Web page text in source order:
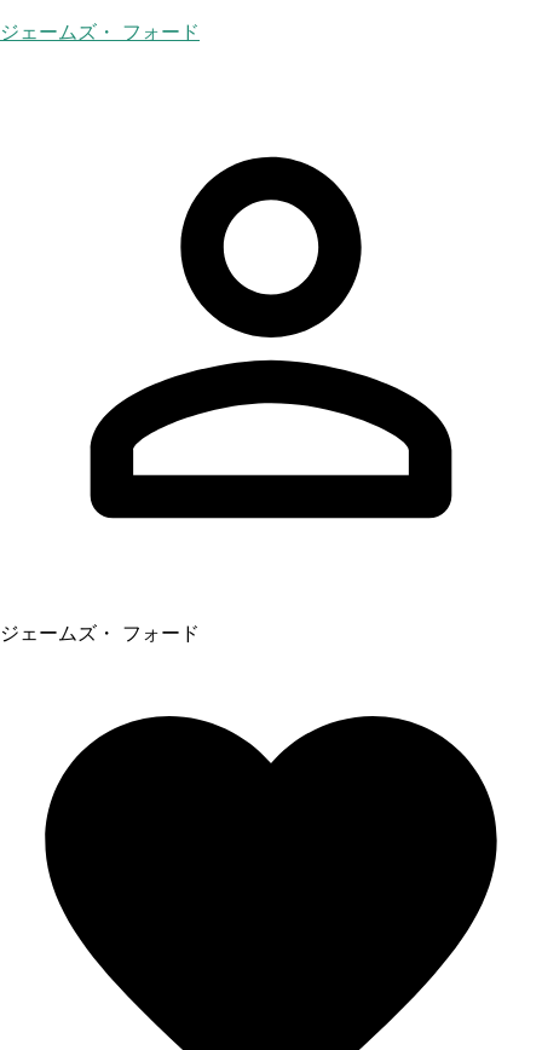
ジェームズ・ フォード
ジェームズ・ フォード